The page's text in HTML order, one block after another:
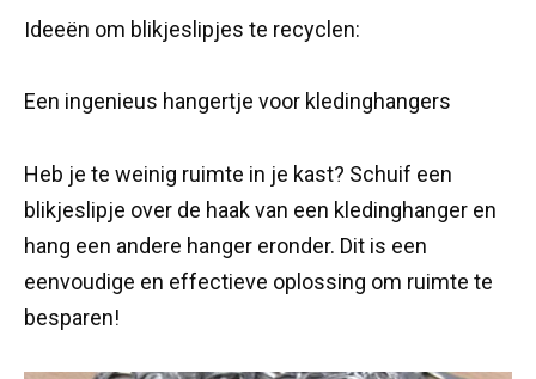
Ideeën om blikjeslipjes te recyclen:
Een ingenieus hangertje voor kledinghangers
Heb je te weinig ruimte in je kast? Schuif een
blikjeslipje over de haak van een kledinghanger en
hang een andere hanger eronder. Dit is een
eenvoudige en effectieve oplossing om ruimte te
besparen!